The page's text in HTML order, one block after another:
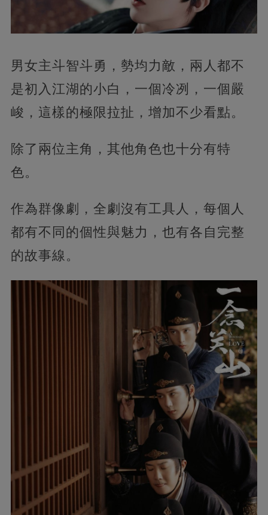
男女主斗智斗勇，勢均力敵，兩人都不
是初入江湖的小白，一個冷冽，一個嚴
峻，這樣的極限拉扯，增加不少看點。
除了兩位主角，其他角色也十分有特
色。
作為群像劇，全劇沒有工具人，每個人
都有不同的個性與魅力，也有各自完整
的故事線。